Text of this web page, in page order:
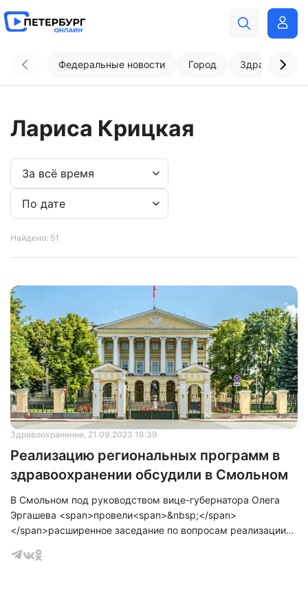
Федеральные новости Город
Лариса Крицкая
Найдено: 51
Здравоохранение, 21.09.2023 18:39
Реализацию региональных программ в
здравоохранении обсудили в Смольном
В Смольном под руководством вице-губернатора Олега
Эргашева <span>провели<span>&nbsp;</span>
</span>расширенное заседание по вопросам реализации
здравоохранения, проведения прививочной кампании в